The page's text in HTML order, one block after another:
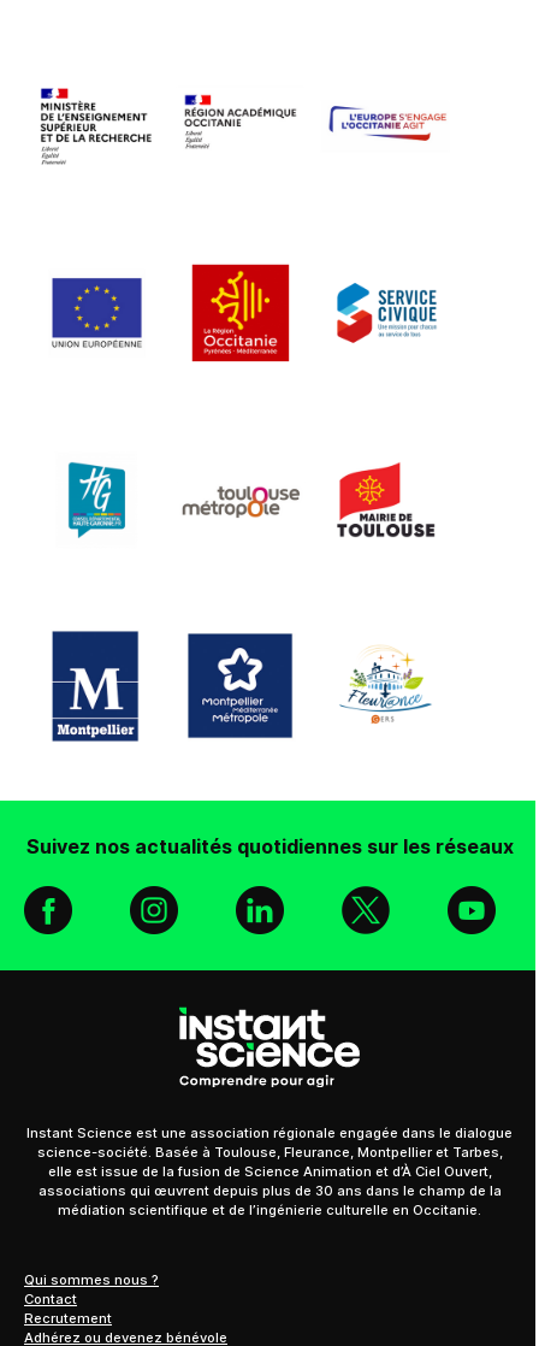
Suivez nos actualités quotidiennes sur les réseaux
Facebook
Instagram
Linkedin
X
Qui sommes nous ?
Contact
Recrutement
Adhérez ou devenez bénévole
Instant Science est une association régionale engagée dans le dialogue
science-société. Basée à Toulouse, Fleurance, Montpellier et Tarbes,
elle est issue de la fusion de Science Animation et d’À Ciel Ouvert,
associations qui œuvrent depuis plus de 30 ans dans le champ de la
médiation scientifique et de l’ingénierie culturelle en Occitanie.